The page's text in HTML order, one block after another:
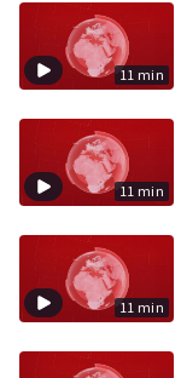
11 min
11 min
11 min